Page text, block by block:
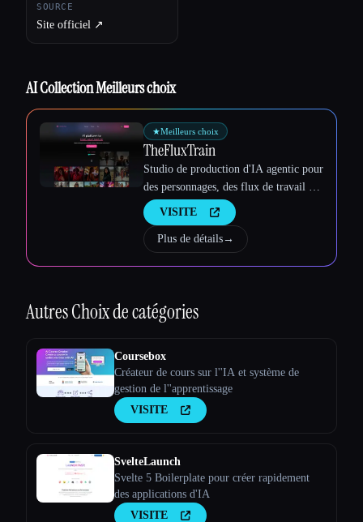
SOURCE
Site officiel ↗︎
AI Collection Meilleurs choix
★Meilleurs choix
TheFluxTrain
Studio de production d'IA agentic pour
des personnages, des flux de travail et
des vidéos cohérents
VISITE
Plus de détails→
AutresChoix de catégories
Coursebox
Créateur de cours sur l''IA et système de
gestion de l''apprentissage
VISITE
SvelteLaunch
Svelte 5 Boilerplate pour créer rapidement
des applications d'IA
VISITE